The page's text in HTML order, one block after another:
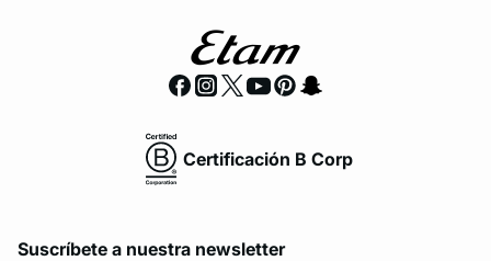
Certificación B Corp
Suscríbete a nuestra newsletter